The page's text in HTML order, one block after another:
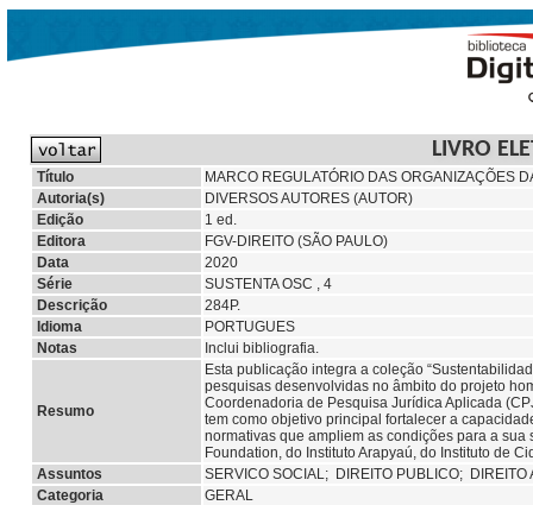
LIVRO
Título
MARCO REGULATÓRIO DAS ORGANIZAÇÕES
Autoria(s)
DIVERSOS AUTORES (AUTOR)
Edição
1 ed.
Editora
FGV-DIREITO (SÃO PAULO)
Data
2020
Série
SUSTENTA OSC , 4
Descrição
284P.
Idioma
PORTUGUES
Notas
Inclui bibliografia.
Resumo
Esta publicação integra a coleção
pesquisas desenvolvidas no âmbito do projeto
Coordenadoria de Pesquisa Jurídica Aplicada
tem como objetivo principal fortalecer a
normativas que ampliem as condições para a
Foundation, do Instituto Arapyaú, do Instituto de
Assuntos
SERVICO SOCIAL; DIREITO PUBLICO;
Categoria
GERAL